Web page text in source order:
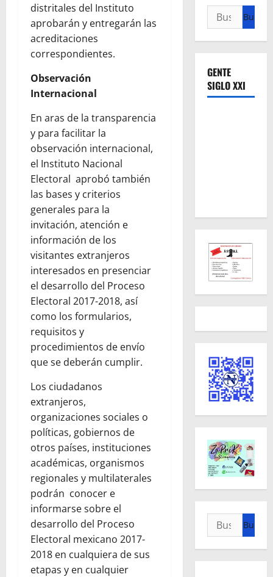
distritales del Instituto
aprobarán y entregarán las
acreditaciones
correspondientes.
Observación
Internacional
En aras de la transparencia
y para facilitar la
observación internacional,
el Instituto Nacional
Electoral aprobó también
las bases y criterios
generales para la
invitación, atención e
información de los
visitantes extranjeros
interesados en presenciar
el desarrollo del Proceso
Electoral 2017-2018, así
como los formularios,
requisitos y
procedimientos de envío
que se deberán cumplir.
Los ciudadanos
extranjeros,
organizaciones sociales o
políticas, gobiernos de
otros países, instituciones
académicas, organismos
regionales y multilaterales
podrán conocer e
informarse sobre el
desarrollo del Proceso
Electoral mexicano 2017-
2018 en cualquiera de sus
etapas y en cualquier
Buscar:
GENTE
SIGLO XXI
Buscar: